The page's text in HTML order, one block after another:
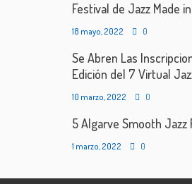
Festival de Jazz Made
18 mayo, 2022 0
Se Abren Las
Edición del 7 Virtual
10 marzo, 2022 0
5 Algarve Smooth Jazz
1 marzo, 2022 0